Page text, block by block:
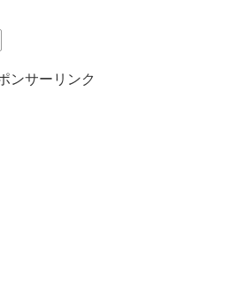
ンサーリンク